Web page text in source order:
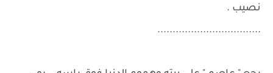
نصيب .
..................................